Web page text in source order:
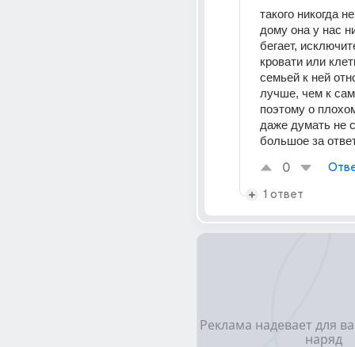
такого никогда
дому она у нас
бегает,
кровати или
семьей к ней
лучше, чем к
поэтому о
даже думать не
большое за
0
1 ответ